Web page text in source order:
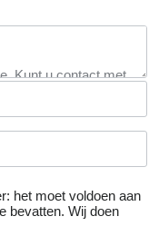
het moet voldoen aan
bevatten. Wij doen